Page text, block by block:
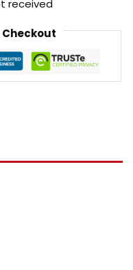
received